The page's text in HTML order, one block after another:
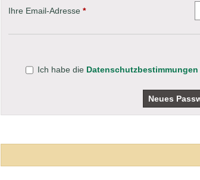
Ihre Email-Adresse *
Ich habe die Datenschutzbestimmungen